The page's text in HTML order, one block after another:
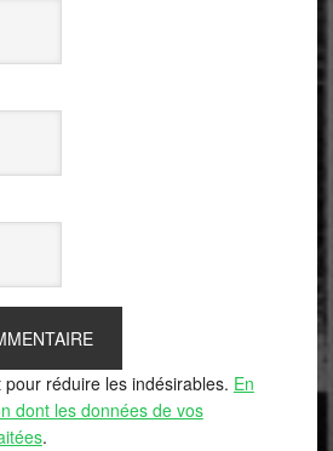
réduire les indésirables. En
dont les données de vos
.